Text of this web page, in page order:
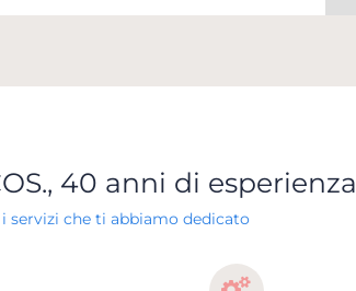
40 anni di esperienza
servizi che ti abbiamo dedicato